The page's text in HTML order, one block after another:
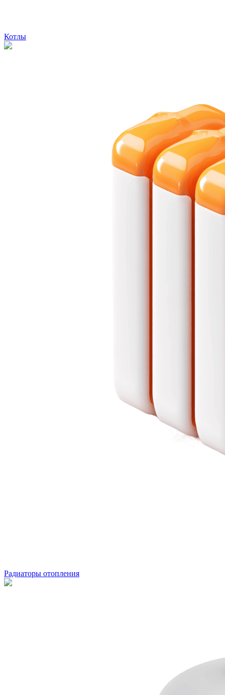
Котлы
Радиаторы отопления